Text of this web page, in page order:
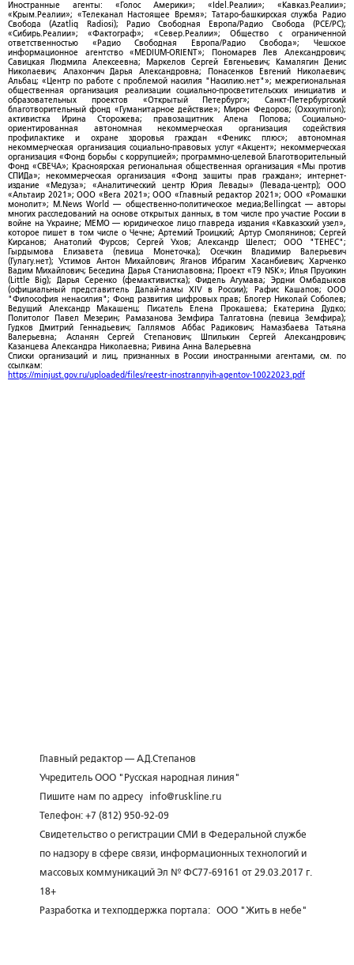
Иностранные агенты: «Голос Америки»; «Idel.Реалии»; «Кавказ.Реалии»;
«Крым.Реалии»; «Телеканал Настоящее Время»; Татаро-башкирская служба Радио
Свобода (Azatliq Radiosi); Радио Свободная Европа/Радио Свобода (PCE/PC);
«Сибирь.Реалии»; «Фактограф»; «Север.Реалии»; Общество с ограниченной
ответственностью «Радио Свободная Европа/Радио Свобода»; Чешское
информационное агентство «MEDIUM-ORIENT»; Пономарев Лев Александрович;
Савицкая Людмила Алексеевна; Маркелов Сергей Евгеньевич; Камалягин Денис
Николаевич; Апахончич Дарья Александровна; Понасенков Евгений Николаевич;
Альбац; «Центр по работе с проблемой насилия "Насилию.нет"»; межрегиональная
общественная организация реализации социально-просветительских инициатив и
образовательных проектов «Открытый Петербург»; Санкт-Петербургский
благотворительный фонд «Гуманитарное действие»; Мирон Федоров; (Oxxxymiron);
активистка Ирина Сторожева; правозащитник Алена Попова; Социально-
ориентированная автономная некоммерческая организация содействия
профилактике и охране здоровья граждан «Феникс плюс»; автономная
некоммерческая организация социально-правовых услуг «Акцент»; некоммерческая
организация «Фонд борьбы с коррупцией»; программно-целевой Благотворительный
Фонд «СВЕЧА»; Красноярская региональная общественная организация «Мы против
СПИДа»; некоммерческая организация «Фонд защиты прав граждан»; интернет-
издание «Медуза»; «Аналитический центр Юрия Левады» (Левада-центр); ООО
«Альтаир 2021»; ООО «Вега 2021»; ООО «Главный редактор 2021»; ООО «Ромашки
монолит»; M.News World — общественно-политическое медиа;Bellingcat — авторы
многих расследований на основе открытых данных, в том числе про участие России в
войне на Украине; МЕМО — юридическое лицо главреда издания «Кавказский узел»,
которое пишет в том числе о Чечне; Артемий Троицкий; Артур Смолянинов; Сергей
Кирсанов; Анатолий Фурсов; Сергей Ухов; Александр Шелест; ООО "ТЕНЕС";
Гырдымова Елизавета (певица Монеточка); Осечкин Владимир Валерьевич
(Гулагу.нет); Устимов Антон Михайлович; Яганов Ибрагим Хасанбиевич; Харченко
Вадим Михайлович; Беседина Дарья Станиславовна; Проект «T9 NSK»; Илья Прусикин
(Little Big); Дарья Серенко (фемактивистка); Фидель Агумава; Эрдни Омбадыков
(официальный представитель Далай-ламы XIV в России); Рафис Кашапов; ООО
"Философия ненасилия"; Фонд развития цифровых прав; Блогер Николай Соболев;
Ведущий Александр Макашенц; Писатель Елена Прокашева; Екатерина Дудко;
Политолог Павел Мезерин; Рамазанова Земфира Талгатовна (певица Земфира);
Гудков Дмитрий Геннадьевич; Галлямов Аббас Радикович; Намазбаева Татьяна
Валерьевна; Асланян Сергей Степанович; Шпилькин Сергей Александрович;
Казанцева Александра Николаевна; Ривина Анна Валерьевна
Списки организаций и лиц, признанных в России иностранными агентами, см. по
ссылкам:
https://minjust.gov.ru/uploaded/files/reestr-inostrannyih-agentov-10022023.pdf
Главный редактор — А.Д.Степанов
Учредитель ООО "Русская народная линия"
Пишите нам по адресу
info@ruskline.ru
Телефон: +7 (812) 950-92-09
Свидетельство о регистрации СМИ в Федеральной службе
по надзору в сфере связи, информационных технологий и
массовых коммуникаций Эл № ФС77-69161 от 29.03.2017 г.
18+
Разработка и техподдержка портала: ООО "Жить в небе"